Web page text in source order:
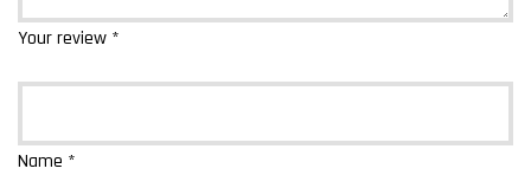
Your review *
Name *